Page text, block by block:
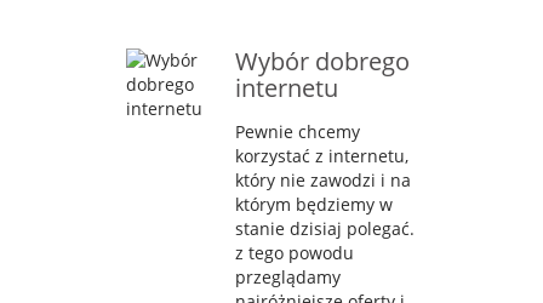
Wybór dobrego
internetu
Pewnie chcemy
korzystać z internetu,
który nie zawodzi i na
którym będziemy w
stanie dzisiaj polegać.
z tego powodu
przeglądamy